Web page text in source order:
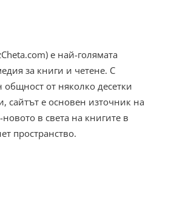
е най-голямата
за книги и четене. С
общност от няколко десетки
сайтът е основен източник на
в света на книгите в
пространство.